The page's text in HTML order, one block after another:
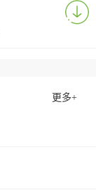
更多+